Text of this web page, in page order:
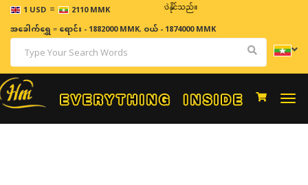
1 USD = 2110 MMK
ဈေးနှုန်းများသည် အချိန်နှင့် အမျှပြောင်းလဲနိုင်သည်။
အခေါက်ရွှေ=ရောင်း - 1882000 MMK, ဝယ် - 1874000 MMK